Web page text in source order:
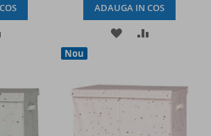
ADAUGATI
ADAUGA IN COS
ADAUGATI
DE
DORINTE
Nou